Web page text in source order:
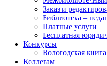
Заказ и
Библиотека –
Платные услуги
Бесплатная
Конкурсы
Вологодская книга
Коллегам